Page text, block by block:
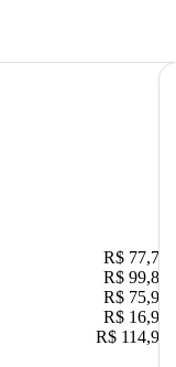
R$ 77,70
R$ 99,89
R$ 75,90
R$ 16,90
R$ 114,90